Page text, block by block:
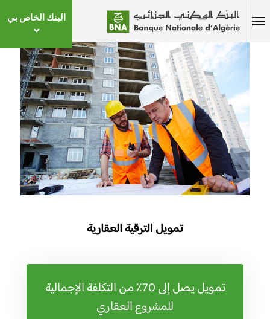
البنك الخاص بي
تمويل الترقية العقارية
تمويل يصل إلى 70٪ من التكلفة الإجمالية
للمشروع العقاري